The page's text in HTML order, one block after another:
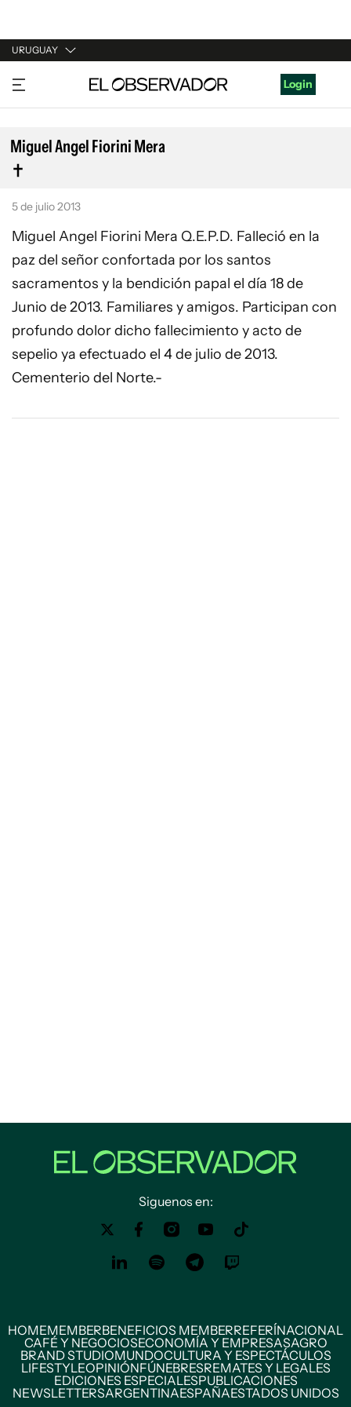
URUGUAY
URUGUAY
ARGENTINA
ESPAÑA
ESTADOS UNIDOS
Login
Miguel Angel Fiorini Mera
5 de julio 2013
Miguel Angel Fiorini Mera Q.E.P.D. Falleció en la
paz del señor confortada por los santos
sacramentos y la bendición papal el día 18 de
Junio de 2013. Familiares y amigos. Participan con
profundo dolor dicho fallecimiento y acto de
sepelio ya efectuado el 4 de julio de 2013.
Cementerio del Norte.-
Siguenos en:
HOMEMEMBERBENEFICIOS MEMBERREFERÍNACIONAL
CAFÉ Y NEGOCIOSECONOMÍA Y EMPRESASAGRO
BRAND STUDIOMUNDOCULTURA Y ESPECTÁCULOS
LIFESTYLEOPINIÓNFÚNEBRESREMATES Y LEGALES
EDICIONES ESPECIALESPUBLICACIONES
NEWSLETTERSARGENTINAESPAÑAESTADOS UNIDOS